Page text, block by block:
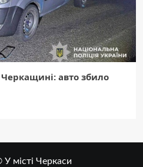
авто збило
місті Черкаси